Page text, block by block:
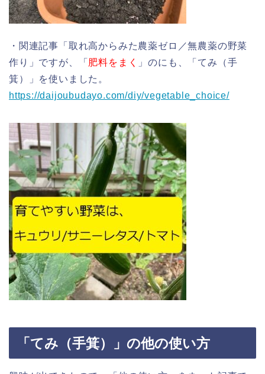
・関連記事「取れ高からみた農薬ゼロ／無農薬の野菜
作り」ですが、「 肥料をまく
」のにも、「てみ（手
箕）」を使いました。
https://daijoubudayo.com/diy/vegetable_choice/
「てみ（手箕）」の他の使い方